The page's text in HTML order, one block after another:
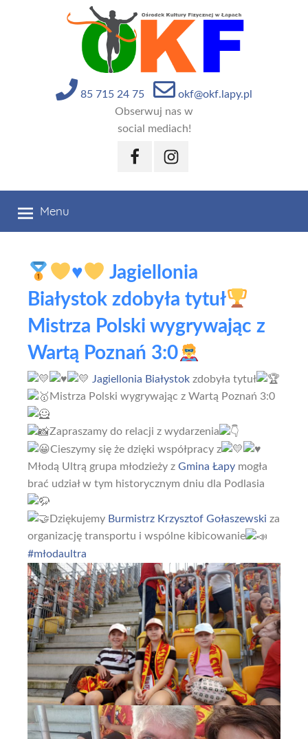
85 715 24 75
okf@okf.lapy.pl
Obserwuj nas w
social mediach!
FacebookInstagram
Menu
♥️
Jagiellonia
Białystok zdobyła tytuł
Mistrza Polski wygrywając z
Wartą Poznań 3:0
Jagiellonia Białystok zdobyła tytuł
Mistrza Polski wygrywając z Wartą Poznań 3:0
Zapraszamy do relacji z wydarzenia
Cieszymy się że dzięki współpracy z
Młodą Ultrą grupa młodzieży z Gmina Łapy mogła
brać udział w tym historycznym dniu dla Podlasia
Dziękujemy Burmistrz Krzysztof Gołaszewski za
organizację transportu i wspólne kibicowanie
#młodaultra